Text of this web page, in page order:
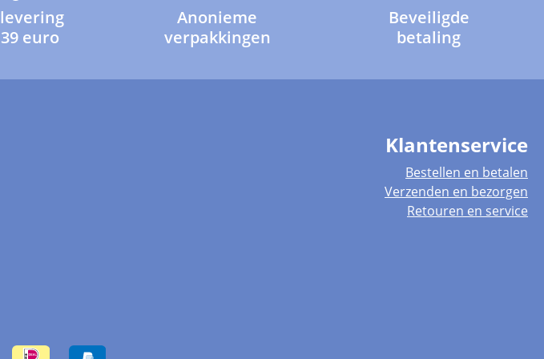
euro
Anonieme
verpakkingen
Beveiligde
betaling
Klantenservice
Bestellen en betalen
Verzenden en bezorgen
Retouren en service